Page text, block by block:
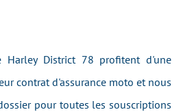
Harley District 78 profitent d'une
contrat d'assurance moto et nous
pour toutes les souscriptions